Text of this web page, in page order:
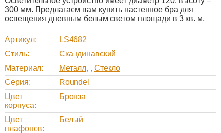
300 мм. Предлагаем вам купить настенное бра для
освещения дневным белым светом площади в 3 кв. м.
Артикул
LS4682
Стиль
Скандинавский
Материал
Металл , Стекло
Серия
Roundel
Цвет
корпуса
Бронза
Цвет
плафонов
Белый